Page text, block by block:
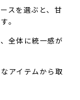
スを選ぶと、甘
。
全体に統一感が
アイテムから取